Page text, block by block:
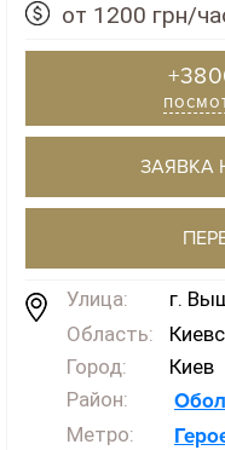
от 1200 грн/
ЗАЯВКА
Улица:
г.
Область:
Город:
Киев
Район:
Метро: